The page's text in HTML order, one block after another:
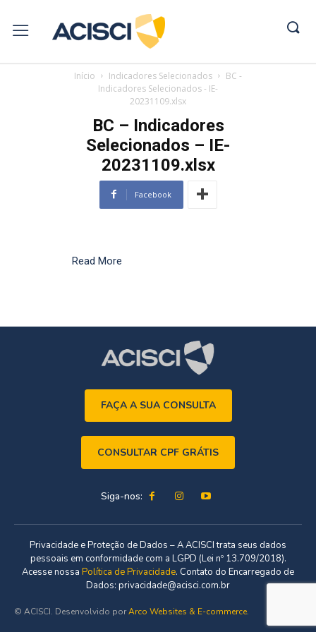
Início Indicadores Selecionados
BC -
Indicadores Selecionados - IE-
20231109.xlsx
BC – Indicadores
Selecionados – IE-
20231109.xlsx
Facebook
Read More
FAÇA A SUA CONSULTA
CONSULTAR CPF GRÁTIS
Siga-nos:
Privacidade e Proteção de Dados – A ACISCI trata seus dados
pessoais em conformidade com a LGPD (Lei nº 13.709/2018).
Acesse nossa Política de Privacidade. Contato do Encarregado de
Dados: privacidade@acisci.com.br
© ACISCI. Desenvolvido porArco Websites & E-commerce.